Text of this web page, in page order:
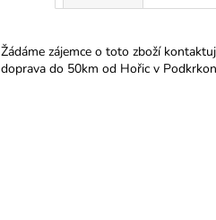
Žádáme zájemce o toto zboží
doprava do 50km od Hořic v